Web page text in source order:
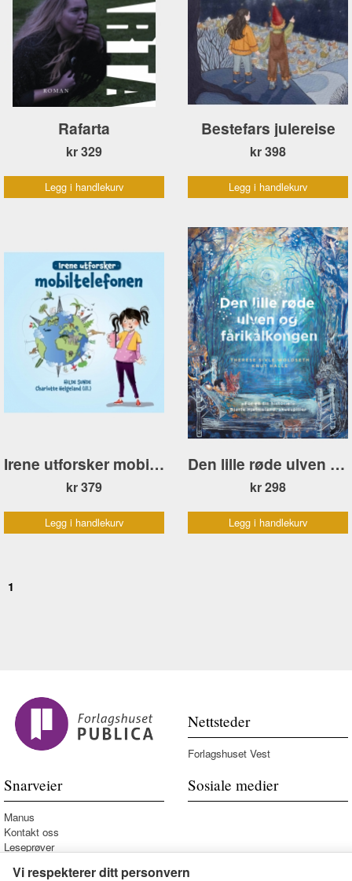
Rafarta
kr 329
Legg i handlekurv
Bestefars julereise
kr 398
Legg i handlekurv
Irene utforsker mobiltelefonen
kr 379
Legg i handlekurv
Den lille røde ulven og fårikålkongen
kr 298
Legg i handlekurv
1
Nettsteder
Forlagshuset Vest
Snarveier
Manus
Kontakt oss
Leseprøver
Sosiale medier
Vi respekterer ditt personvern